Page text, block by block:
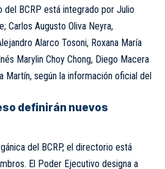
BCRP está integrado por Julio
Carlos Augusto Oliva Neyra,
Alarco Tosoni, Roxana María
Marylin Choy Chong, Diego Macera
Martín, según la información oficial del
definirán nuevos
del BCRP, el directorio está
El Poder Ejecutivo designa a